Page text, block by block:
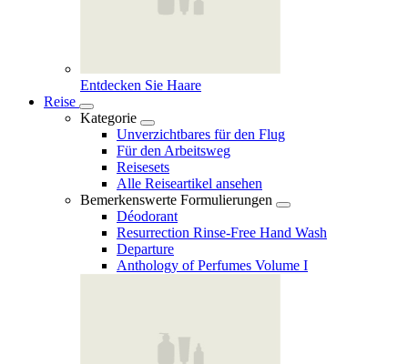
Entdecken Sie Haare
Reise
Kategorie
Unverzichtbares für den Flug
Für den Arbeitsweg
Reisesets
Alle Reiseartikel ansehen
Bemerkenswerte Formulierungen
Déodorant
Resurrection Rinse‑Free Hand Wash
Departure
Anthology of Perfumes Volume I